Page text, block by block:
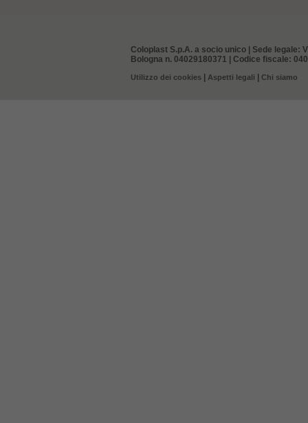
Coloplast S.p.A. a socio unico | Sede legale:
Bologna n. 04029180371 | Codice fiscale:
Utilizzo dei cookies | Aspetti legali | Chi siamo